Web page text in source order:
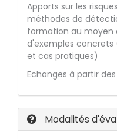
Apports sur les
méthodes de
formation au moyen
d'exemples concrets
et cas pratiques)
Echanges à partir
Modalités